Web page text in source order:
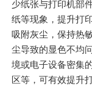
少纸张与打印机部
纸等现象，提升打
吸附灰尘，保持热
尘导致的显色不均
境或电子设备密集
区等，可有效提升